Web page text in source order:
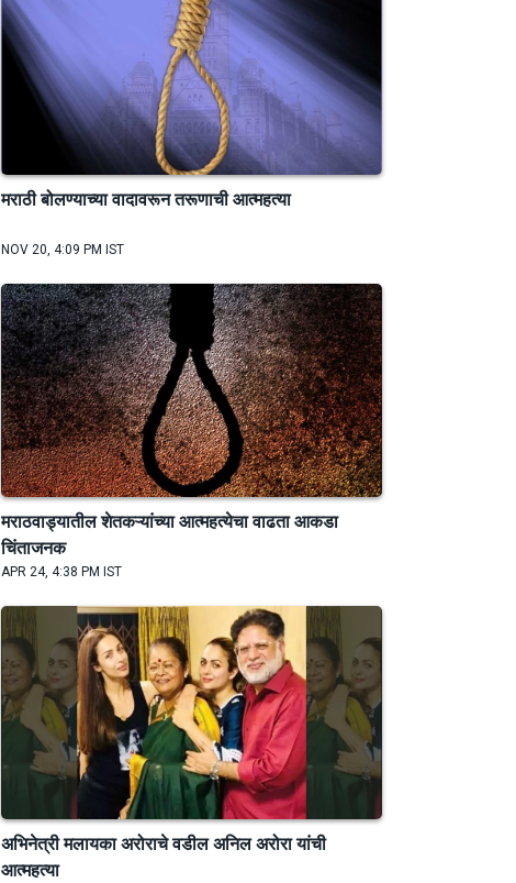
मराठी बोलण्याच्या वादावरून तरूणाची आत्महत्या
NOV 20, 4:09 PM IST
मराठवाड्यातील शेतकऱ्यांच्या आत्महत्येचा वाढता आकडा
चिंताजनक
APR 24, 4:38 PM IST
अभिनेत्री मलायका अरोराचे वडील अनिल अरोरा यांची
आत्महत्या